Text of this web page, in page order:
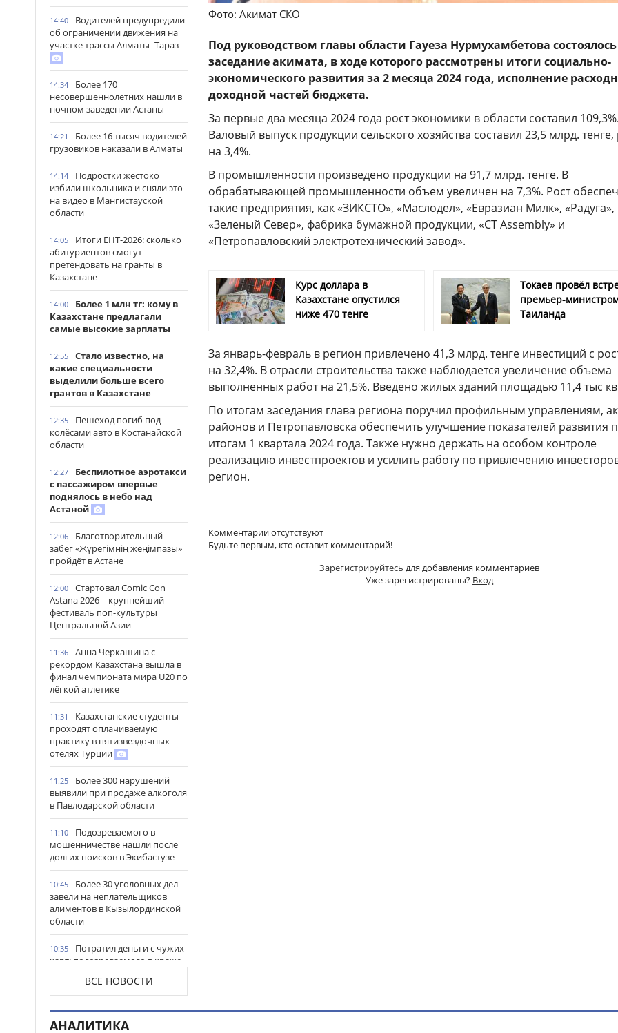
14:40
Водителей предупредили
об ограничении движения на
участке трассы Алматы–Тараз
14:34
Более 170
несовершеннолетних нашли в
ночном заведении Астаны
14:21
Более 16 тысяч водителей
грузовиков наказали в Алматы
14:14
Подростки жестоко
избили школьника и сняли это
на видео в Мангистауской
области
14:05
Итоги ЕНТ-2026: сколько
абитуриентов смогут
претендовать на гранты в
Казахстане
14:00
Более 1 млн тг: кому в
Казахстане предлагали
самые высокие зарплаты
12:55
Стало известно, на
какие специальности
выделили больше всего
грантов в Казахстане
12:35
Пешеход погиб под
колёсами авто в Костанайской
области
12:27
Беспилотное аэротакси
с пассажиром впервые
поднялось в небо над
Астаной
12:06
Благотворительный
забег «Жүрегімнің жеңімпазы»
пройдёт в Астане
12:00
Стартовал Comic Con
Astana 2026 – крупнейший
фестиваль поп-культуры
Центральной Азии
11:36
Анна Черкашина с
рекордом Казахстана вышла в
финал чемпионата мира U20 по
лёгкой атлетике
11:31
Казахстанские студенты
проходят оплачиваемую
практику в пятизвездочных
отелях Турции
11:25
Более 300 нарушений
выявили при продаже алкоголя
в Павлодарской области
11:10
Подозреваемого в
мошенничестве нашли после
долгих поисков в Экибастузе
10:45
Более 30 уголовных дел
завели на неплательщиков
алиментов в Кызылординской
области
10:35
Потратил деньги с чужих
карт: подозреваемого в краже
Караганде
10:14
Преступный доход
превысил 1 млрд тг:
ВСЕ НОВОСТИ
Фото: Акимат СКО
Под руководством главы области Гауеза Нурмухамбетова состоялось
заседание акимата, в ходе которого рассмотрены итоги социально-
экономического развития за 2 месяца 2024 года, исполнение
доходной частей бюджета.
За первые два месяца 2024 года рост экономики в области составил 109,3%.
Валовый выпуск продукции сельского хозяйства составил 23,5 млрд. тенге,
на 3,4%.
В промышленности произведено продукции на 91,7 млрд. тенге. В
обрабатывающей промышленности объем увеличен на 7,3%. Рост
такие предприятия, как «ЗИКСТО», «Маслодел», «Евразиан Милк», «Радуга»,
«Зеленый Север», фабрика бумажной продукции, «СТ Assembly» и
«Петропавловский электротехнический завод».
Курс доллара в
Казахстане опустился
ниже 470 тенге
Токаев провёл
премьер-
Таиланда
За январь-февраль в регион привлечено 41,3 млрд. тенге инвестиций с
на 32,4%. В отрасли строительства также наблюдается увеличение объема
выполненных работ на 21,5%. Введено жилых зданий площадью 11,4 тыс
По итогам заседания глава региона поручил профильным управлениям,
районов и Петропавловска обеспечить улучшение показателей развития
итогам 1 квартала 2024 года. Также нужно держать на особом контроле
реализацию инвестпроектов и усилить работу по привлечению
регион.
Комментарии отсутствуют
Будьте первым, кто оставит комментарий!
Зарегистрируйтесь для добавления комментариев
Уже зарегистрированы? Вход
АНАЛИТИКА